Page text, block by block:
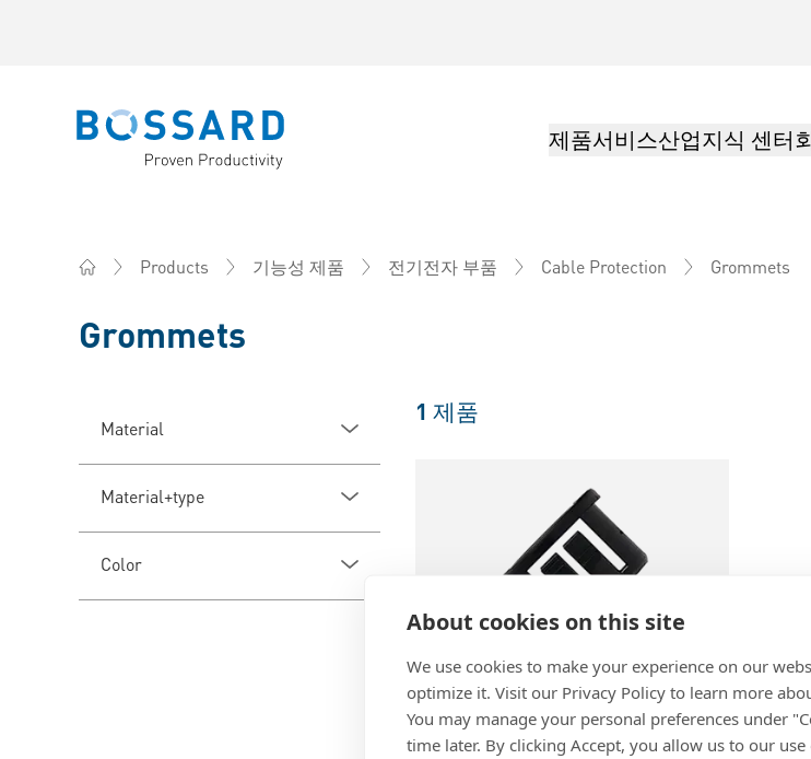
About cookies on this site
We use cookies to make your experience on our
optimize it. Visit our Privacy Policy to learn more
You may manage your personal preferences under
time later. By clicking Accept, you allow us to our use
Bossard homepage 제품서비스산업지식 센터
Products 기능성 제품 전기전자 부품 Cable Protection Grommets
Grommets
Material
Material+type
Color
1 제품
BN 20339
Snap bushings